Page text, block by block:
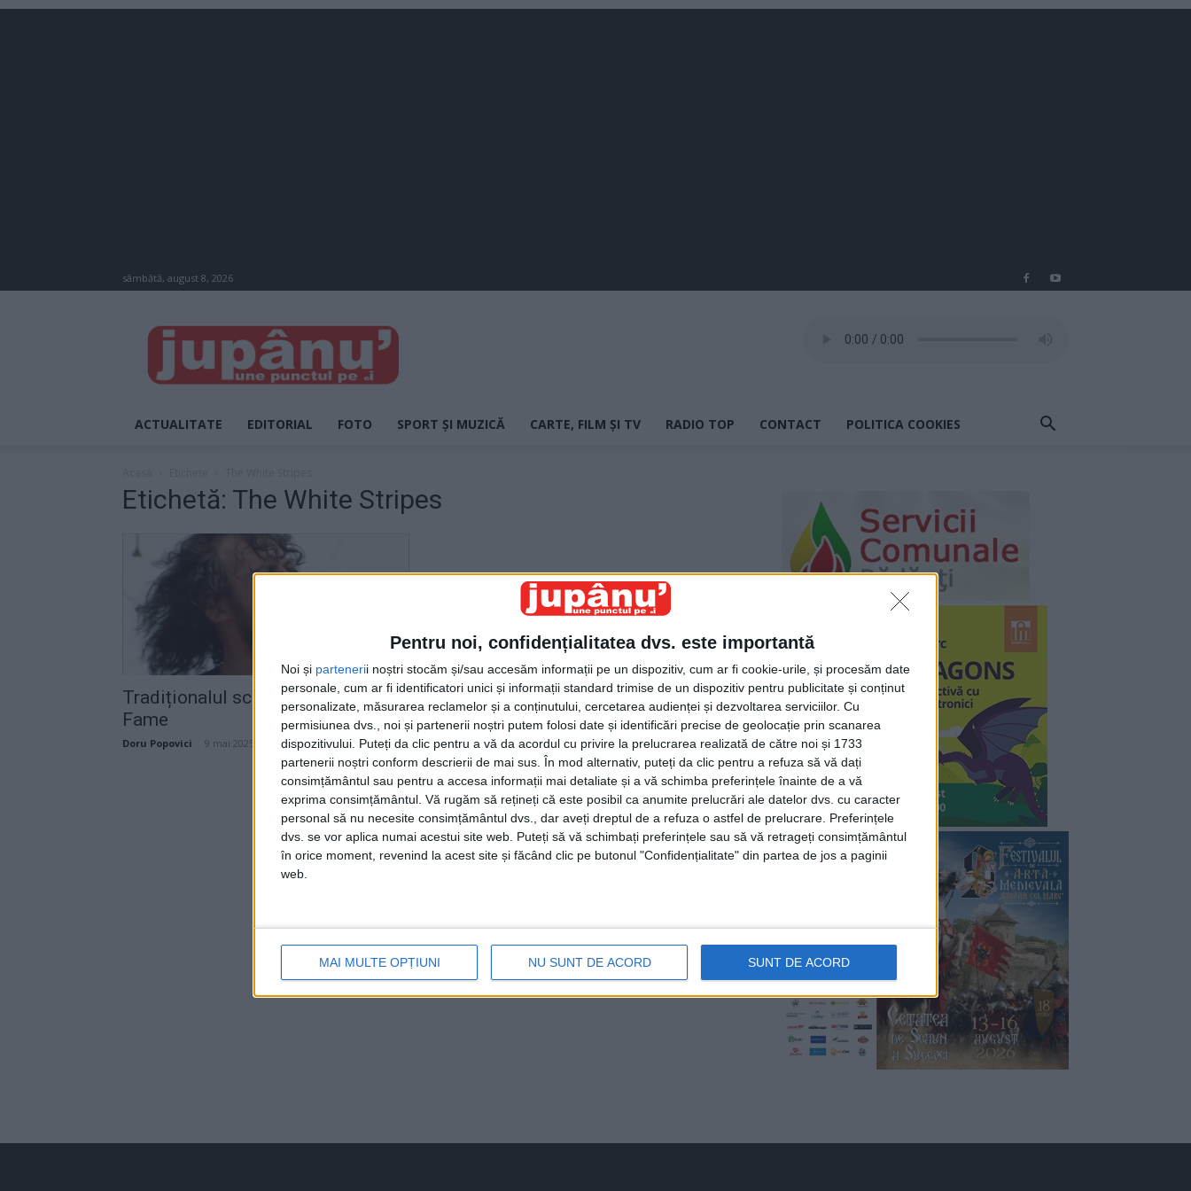
Pentru noi, confidențialitatea dvs. este importantă
Noi și partenerii noștri stocăm și/sau accesăm informații pe un dispozitiv, cum ar fi cookie-urile, și procesăm date
personale, cum ar fi identificatori unici și informații standard trimise de un dispozitiv pentru publicitate și conținut
personalizate, măsurarea reclamelor și a conținutului, cercetarea audienței și dezvoltarea serviciilor. Cu
permisiunea dvs., noi și partenerii noștri putem folosi date și identificări precise de geolocație prin scanarea
dispozitivului. Puteți da clic pentru a vă da acordul cu privire la prelucrarea realizată de către noi și 1733
partenerii noștri conform descrierii de mai sus. În mod alternativ, puteți da clic pentru a refuza să vă dați
consimțământul sau pentru a accesa informații mai detaliate și a vă schimba preferințele înainte de a vă
exprima consimțământul. Vă rugăm să rețineți că este posibil ca anumite prelucrări ale datelor dvs. cu caracter
personal să nu necesite consimțământul dvs., dar aveți dreptul de a refuza o astfel de prelucrare. Preferințele
dvs. se vor aplica numai acestui site web. Puteți să vă schimbați preferințele sau să vă retrageți consimțământul
în orice moment, revenind la acest site și făcând clic pe butonul "Confidențialitate" din partea de jos a paginii
web.
MAI MULTE OPȚIUNI NU SUNT DE ACORD SUNT DE ACORD
sâmbătă, august 8, 2026
JUPÂNU'
ACTUALITATE EDITORIAL FOTO SPORT ȘI MUZICĂ CARTE, FILM ȘI TV RADIO TOP CONTACT POLITICA COOKIES
Etichetă: The White Stripes
Tradiționalul scandal R ‘n’ R Hall of
Fame
Doru Popovici 9 mai 2025